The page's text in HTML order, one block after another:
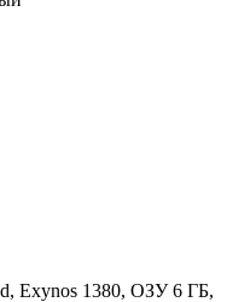
Exynos 1380, ОЗУ 6 ГБ,